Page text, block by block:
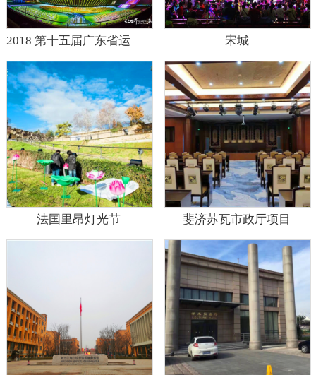
2018 第十五届广东省运动会开闭幕式 宋城
法国里昂灯光节 斐济苏瓦市政厅项目